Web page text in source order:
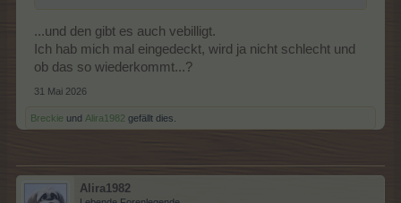
...und den gibt es auch vebilligt.
Ich hab mich mal eingedeckt, wird ja nicht schlecht und
ob das so wiederkommt...?
31 Mai 2026
Breckie und Alira1982 gefällt dies.
Alira1982